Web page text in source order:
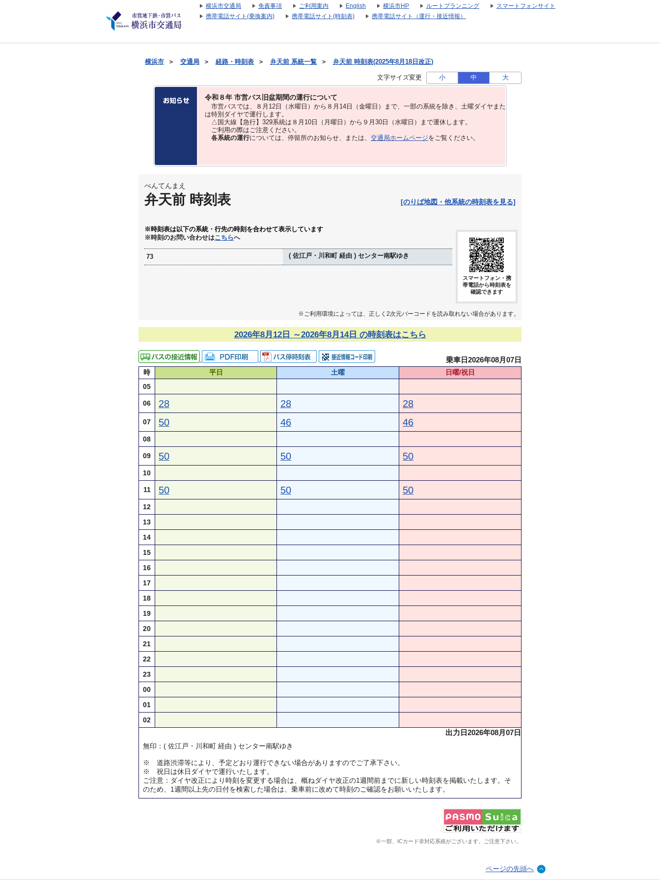
横浜市交通局 免責事項 ご利用案内 English 横浜市HP ルートプランニング
スマートフォンサイト
携帯電話サイト(乗換案内)
携帯電話サイト(時刻表) 携帯電話サイト（運行・接近情報）
横浜市 ＞ 交通局 ＞ 経路・時刻表 ＞ 弁天前 系統一覧 ＞ 弁天前 時刻表(2025年8月18日改正)
文字サイズ変更 小 中 大
令和８年 市営バス旧盆期間の運行について
市営バスでは、８⽉12⽇（水曜日）から８⽉14⽇（金曜日）まで、⼀部の系統を除き、⼟曜ダイヤまた
は特別ダイヤで運⾏します。
△国大線【急行】329系統は８月10日（月曜日）から９月30日（水曜日）まで運休します。
ご利用の際はご注意ください。
各系統の運行については、停留所のお知らせ、または、 交通局ホームページをご覧ください。
べんてんまえ
弁天前 時刻表 [のりば地図・他系統の時刻表を見る]
※時刻表は以下の系統・行先の時刻を合わせて表示しています
※時刻のお問い合わせはこちらへ
73 ( 佐江戸・川和町 経由 ) センター南駅ゆき
スマートフォン・携
帯電話から時刻表を
確認できます
※ご利用環境によっては、正しく2次元バーコードを読み取れない場合があります。
2026年8月12日 ～2026年8月14日 の時刻表はこちら
乗車日2026年08月07日
時 平日 土曜
日曜/祝日
05
06 28 28 28
07 50 46 46
08
09 50 50 50
10
11 50 50 50
12
13
14
15
16
17
18
19
20
21
22
23
00
01
02
出力日2026年08月07日
無印：( 佐江戸・川和町 経由 ) センター南駅ゆき
※ 道路渋滞等により、予定どおり運行できない場合がありますのでご了承下さい。
※ 祝日は休日ダイヤで運行いたします。
ご注意：ダイヤ改正により時刻を変更する場合は、概ねダイヤ改正の1週間前までに新しい時刻表を掲載いたします。そ
のため、1週間以上先の日付を検索した場合は、乗車前に改めて時刻のご確認をお願いいたします。
※一部、ICカード非対応系統がございます。ご注意下さい。
ページの先頭へ